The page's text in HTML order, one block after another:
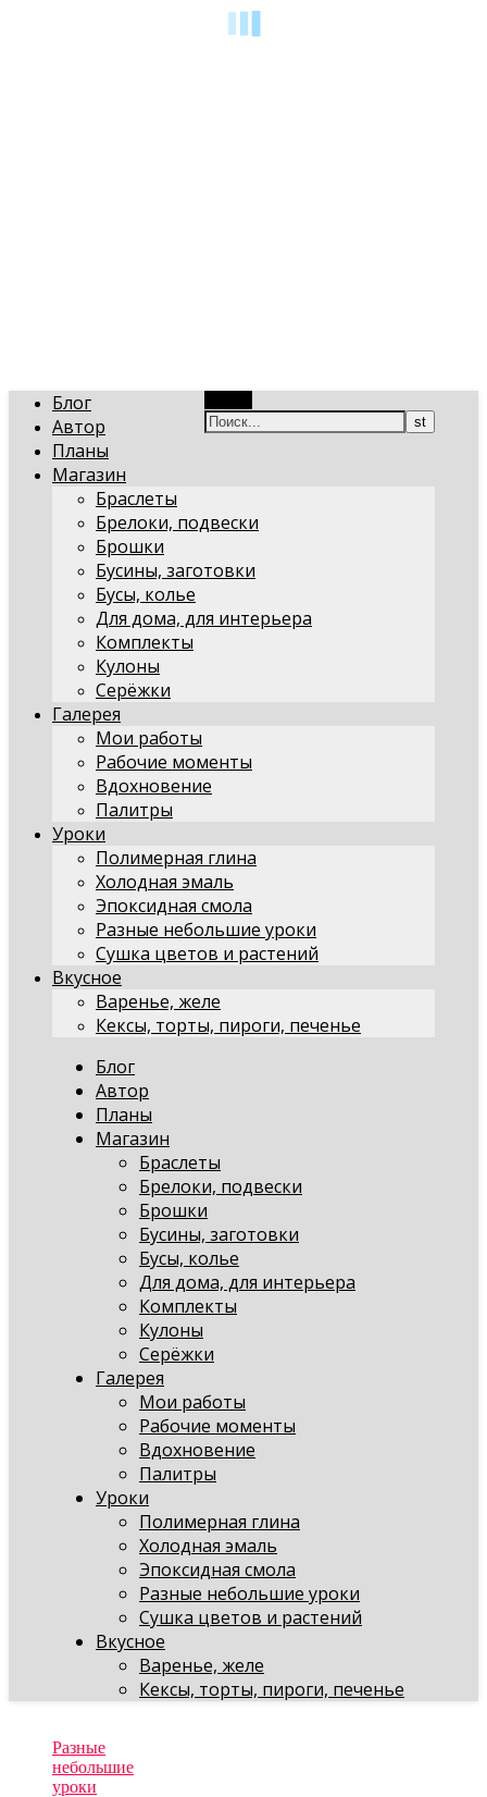
Блог
Автор
Планы
Магазин
Браслеты
Брелоки, подвески
Брошки
Бусины, заготовки
Бусы, колье
Для дома, для интерьера
Комплекты
Кулоны
Серёжки
Галерея
Мои работы
Рабочие моменты
Вдохновение
Палитры
Уроки
Полимерная глина
Холодная эмаль
Эпоксидная смола
Разные небольшие уроки
Сушка цветов и растений
Вкусное
Варенье, желе
Кексы, торты, пироги, печенье
Блог
Автор
Планы
Магазин
Браслеты
Брелоки, подвески
Брошки
Бусины, заготовки
Бусы, колье
Для дома, для интерьера
Комплекты
Кулоны
Серёжки
Галерея
Мои работы
Рабочие моменты
Вдохновение
Палитры
Уроки
Полимерная глина
Холодная эмаль
Эпоксидная смола
Разные небольшие уроки
Сушка цветов и растений
Вкусное
Варенье, желе
Кексы, торты, пироги, печенье
Разные
небольшие
уроки